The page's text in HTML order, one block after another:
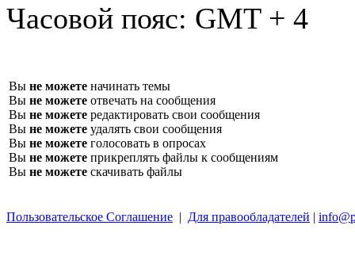
Часовой пояс: GMT + 4
Вы не можете начинать темы
Вы не можете отвечать на сообщения
Вы не можете редактировать свои сообщения
Вы не можете удалять свои сообщения
Вы не можете голосовать в опросах
Вы не можете прикреплять файлы к сообщениям
Вы не можете скачивать файлы
Пользовательское Соглашение | Для правообладателей |